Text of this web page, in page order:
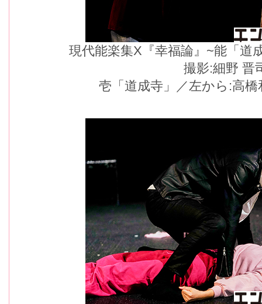
現代能楽集X『幸福論』~能「道
撮影:細野 晋
壱「道成寺」／左から:高